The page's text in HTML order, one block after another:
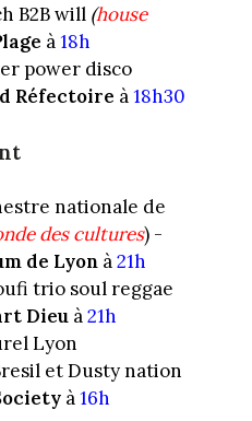
B2B will (house
à18h
power disco
Réfectoire à18h30
nationale de
des cultures) -
de Lyon à21h
trio soul reggae
Dieu à21h
Lyon
et Dusty nation
à16h